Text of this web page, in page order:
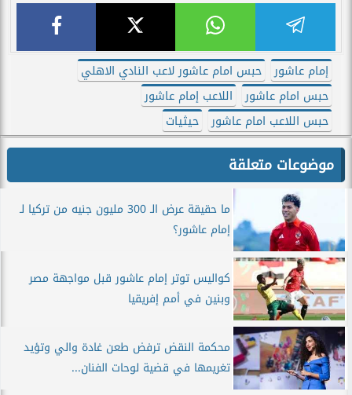
إمام عاشور
حبس امام عاشور لاعب النادي الاهلي
حبس امام عاشور
اللاعب إمام عاشور
حبس اللاعب امام عاشور
حيثيات
موضوعات متعلقة
ما حقيقة عرض الـ 300 مليون جنيه من تركيا لـ
إمام عاشور؟
كواليس توتر إمام عاشور قبل مواجهة مصر
وبنين في أمم إفريقيا
محكمة النقض ترفض طعن غادة والي وتؤيد
تغريمها في قضية لوحات الفنان...